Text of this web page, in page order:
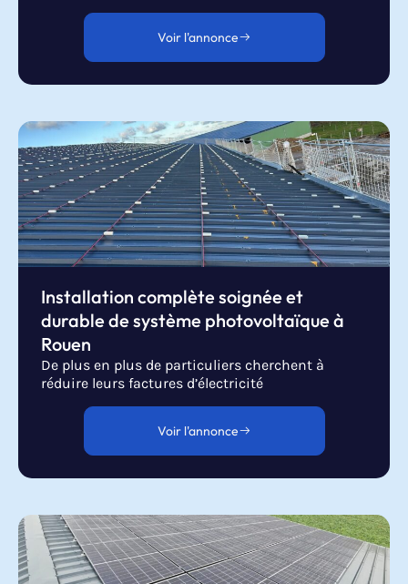
Voir l'annonce
Installation complète soignée et
durable de système photovoltaïque à
Rouen
De plus en plus de particuliers cherchent à
réduire leurs factures d’électricité
Voir l'annonce